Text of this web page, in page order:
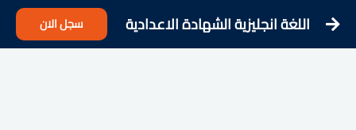
اللغة انجليزية الشهادة الاعدادية سجل الان